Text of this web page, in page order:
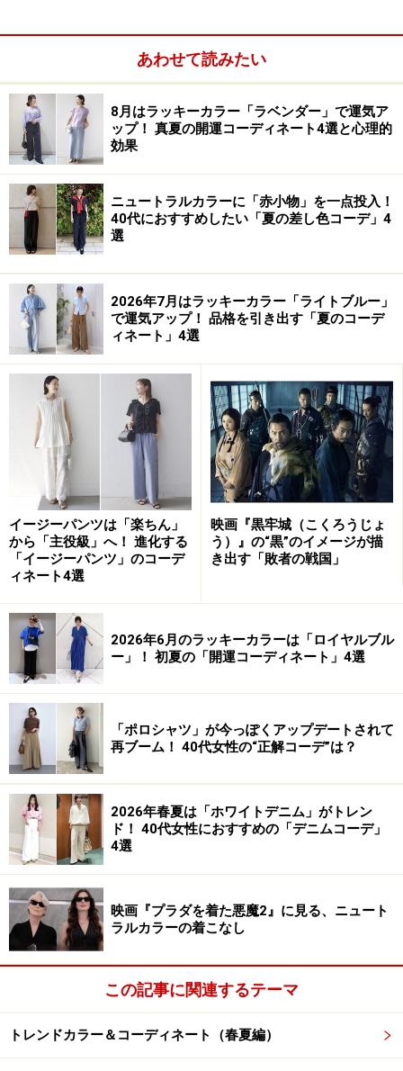
あわせて読みたい
8月はラッキーカラー「ラベンダー」で運気ア
ップ！ 真夏の開運コーディネート4選と心理的
効果
ニュートラルカラーに「赤小物」を一点投入！
40代におすすめしたい「夏の差し色コーデ」4
選
2026年7月はラッキーカラー「ライトブルー」
で運気アップ！ 品格を引き出す「夏のコーデ
ィネート」4選
イージーパンツは「楽ちん」
から「主役級」へ！ 進化する
「イージーパンツ」のコーデ
ィネート4選
映画『黒牢城（こくろうじょ
う）』の“黒”のイメージが描
き出す「敗者の戦国」
2026年6月のラッキーカラーは「ロイヤルブル
ー」！ 初夏の「開運コーディネート」4選
「ポロシャツ」が今っぽくアップデートされて
再ブーム！ 40代女性の“正解コーデ”は？
2026年春夏は「ホワイトデニム」がトレン
ド！ 40代女性におすすめの「デニムコーデ」
4選
映画『プラダを着た悪魔2』に見る、ニュート
ラルカラーの着こなし
この記事に関連するテーマ
トレンドカラー＆コーディネート（春夏編）